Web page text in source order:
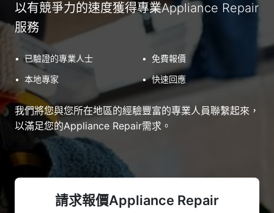
以有競爭力的速度獲得專業Appliance Repair
服務
• 已驗證的專業人士 • 免費報價
• 本地專家 • 快速回應
我們將您與您所在地區的經驗豐富的專業人員聯繫起來，
以滿足您的Appliance Repair需求。
請求報價Appliance Repair